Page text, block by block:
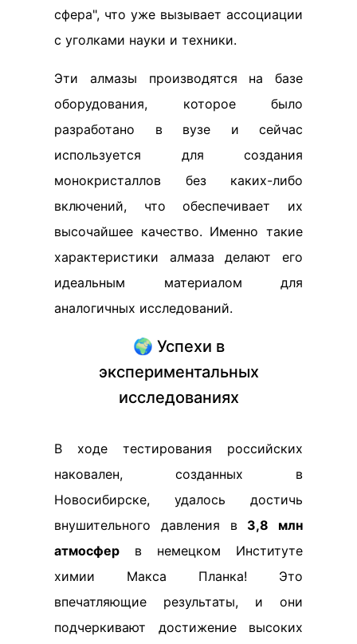
сфера", что уже вызывает ассоциации
с уголками науки и техники.
Эти алмазы производятся на базе
оборудования, которое было
разработано в вузе и сейчас
используется для создания
монокристаллов без каких-либо
включений, что обеспечивает их
высочайшее качество. Именно такие
характеристики алмаза делают его
идеальным материалом для
аналогичных исследований.
🌍 Успехи в
экспериментальных
исследованиях
В ходе тестирования российских
наковален, созданных в
Новосибирске, удалось достичь
внушительного давления в 3,8 млн
атмосфер в немецком Институте
химии Макса Планка! Это
впечатляющие результаты, и они
подчеркивают достижение высоких